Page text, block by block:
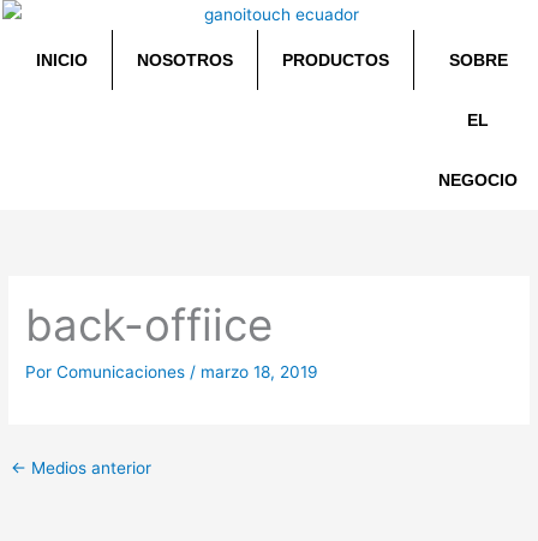
Ir
INICIO NOSOTROS PRODUCTOS SOBRE
EL
NEGOCIO
back-offiice
PorComunicaciones / marzo 18, 2019
← Medios anterior